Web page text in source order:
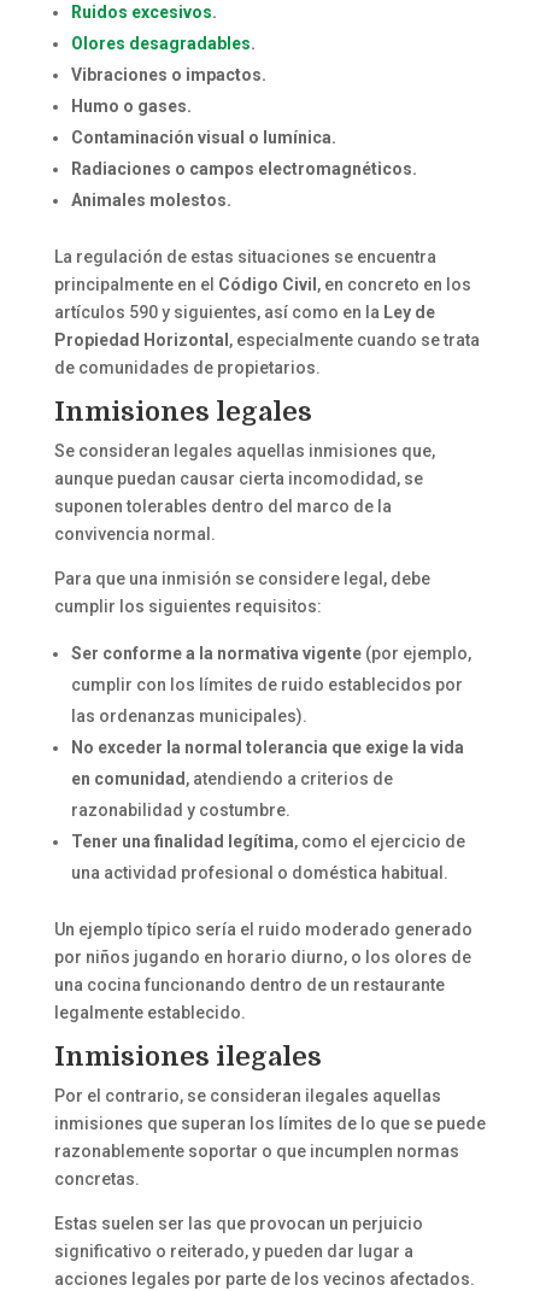
Ruidos excesivos.
Olores desagradables.
Vibraciones o impactos.
Humo o gases.
Contaminación visual o lumínica.
Radiaciones o campos electromagnéticos.
Animales molestos.
La regulación de estas situaciones se encuentra
principalmente en el Código Civil , en concreto en los
artículos 590 y siguientes, así como en la Ley de
Propiedad Horizontal , especialmente cuando se trata
de comunidades de propietarios.
Inmisiones legales
Se consideran legales aquellas inmisiones que,
aunque puedan causar cierta incomodidad, se
suponen tolerables dentro del marco de la
convivencia normal.
Para que una inmisión se considere legal, debe
cumplir los siguientes requisitos:
Ser conforme a la normativa vigente(por ejemplo,
cumplir con los límites de ruido establecidos por
las ordenanzas municipales).
No exceder la normal tolerancia que exige la vida
en comunidad , atendiendo a criterios de
razonabilidad y costumbre.
Tener una finalidad legítima, como el ejercicio de
una actividad profesional o doméstica habitual.
Un ejemplo típico sería el ruido moderado generado
por niños jugando en horario diurno, o los olores de
una cocina funcionando dentro de un restaurante
legalmente establecido.
Inmisiones ilegales
Por el contrario, se consideran ilegales aquellas
inmisiones que superan los límites de lo que se puede
razonablemente soportar o que incumplen normas
concretas.
Estas suelen ser las que provocan un perjuicio
significativo o reiterado, y pueden dar lugar a
acciones legales por parte de los vecinos afectados.